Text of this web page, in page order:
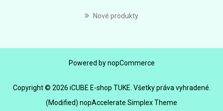
Nové produkty
Powered bynopCommerce
Copyright © 2026 iCUBE E-shop TUKE. Všetky práva vyhradené.
(Modified) nopAccelerate Simplex Theme